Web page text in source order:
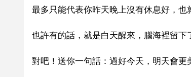
最多只能代表你昨天晚上沒有休息好，也
也許有的話，就是白天醒來，腦海裡留下
對吧！送你一句話：過好今天，明天會更